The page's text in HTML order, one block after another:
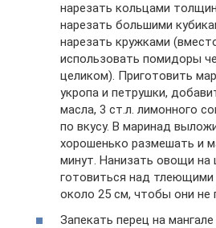
нарезать кольцами
нарезать большими
нарезать кружками
использовать помидоры
целиком). Приготовить
укропа и петрушки,
масла, 3 ст.л. лимонного
по вкусу. В маринад
хорошенько размешать и
минут. Нанизать овощи на
готовиться над тлеющими
около 25 см, чтобы они не
Запекать перец на